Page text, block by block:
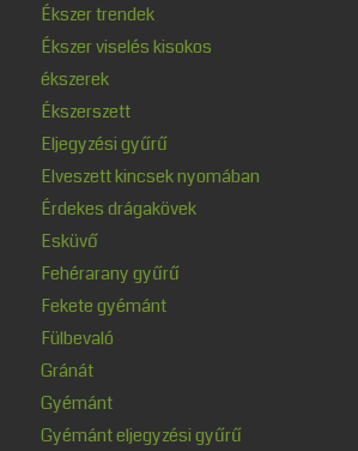
Ékszer trendek
Ékszer viselés kisokos
ékszerek
Ékszerszett
Eljegyzési gyűrű
Elveszett kincsek nyomában
Érdekes drágakövek
Esküvő
Fehérarany gyűrű
Fekete gyémánt
Fülbevaló
Gránát
Gyémánt
Gyémánt eljegyzési gyűrű